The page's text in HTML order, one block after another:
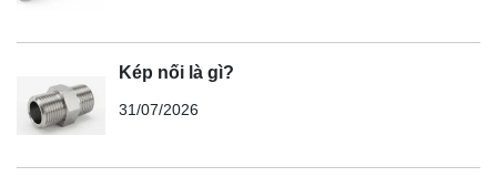
Kép nối là gì?
31/07/2026